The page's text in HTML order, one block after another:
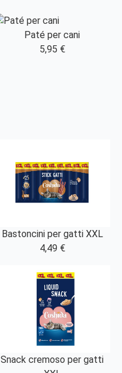
Paté per cani
5,95 €
Bastoncini per gatti XXL
4,49 €
Snack cremoso per gatti